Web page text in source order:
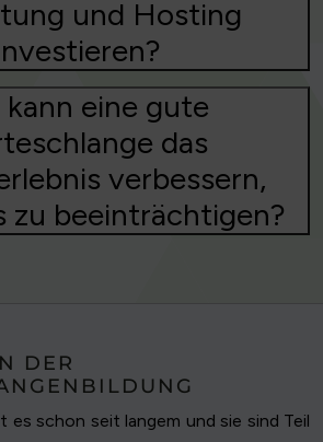
und Hosting
kann eine gute
das
verbessern,
zu beeinträchtigen?
DER
es schon seit langem und sie sind Teil